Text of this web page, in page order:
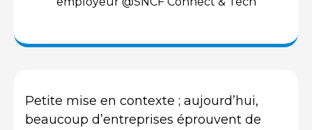
Petite mise en contexte ; aujourd’hui,
beaucoup d’entreprises éprouvent de